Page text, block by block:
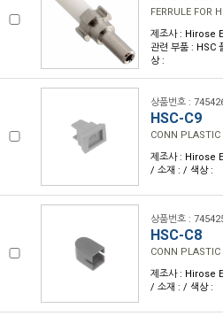
FERRULE FOR
제조사 : Hirose
관련 부품 : HSC
상 :
상품번호 :
HSC-C9
CONN PLASTIC
제조사 : Hirose
/ 소재 : / 색상 :
상품번호 :
HSC-C8
CONN PLASTIC
제조사 : Hirose
/ 소재 : / 색상 :